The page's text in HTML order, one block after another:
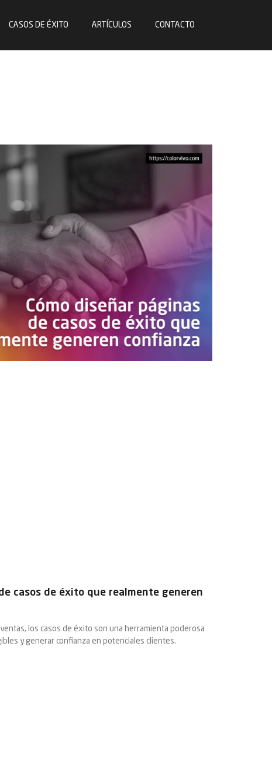
CASOS DE ÉXITO ARTÍCULOS CONTACTO
casos de éxito que realmente generen
los casos de éxito son una herramienta poderosa
y generar confianza en potenciales clientes.